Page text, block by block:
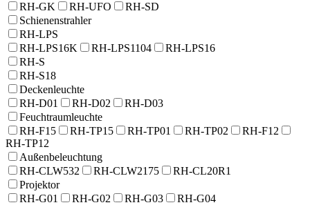
RH-GK
RH-UFO
RH-SD
Schienenstrahler
RH-LPS
RH-LPS16K
RH-LPS1104
RH-LPS16
RH-S
RH-S18
Deckenleuchte
RH-D01
RH-D02
RH-D03
Feuchtraumleuchte
RH-F15
RH-TP15 RH-TP01 RH-TP02
RH-F12
RH-TP12
Außenbeleuchtung
RH-CLW532
RH-CLW2175
RH-CL20R1
Projektor
RH-G01
RH-G02 RH-G03
RH-G04